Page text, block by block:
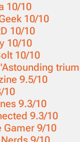
10/10
10/10
10/10
10/10
10/10
9.5/10
10
9.3/10
9.3/10
Gamer 9/10